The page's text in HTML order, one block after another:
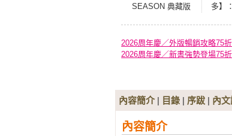
SEASON 典藏版
多】
塞必
泊之
2026周年慶／外版暢銷攻略75折
2026周年慶／新書強勢登場75折
內容簡介| 目錄 | 序跋 | 內文
內容簡介